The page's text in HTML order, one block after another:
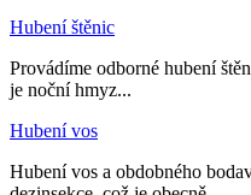
Hubení štěnic
Provádíme odborné hubení
je noční hmyz...
Hubení vos
Hubení vos a obdobného